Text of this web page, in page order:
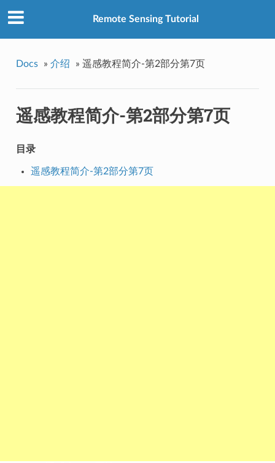
Remote Sensing Tutorial
Docs » 介绍 » 遥感教程简介-第2部分第7页
遥感教程简介-第2部分第7页
目录
遥感教程简介-第2部分第7页